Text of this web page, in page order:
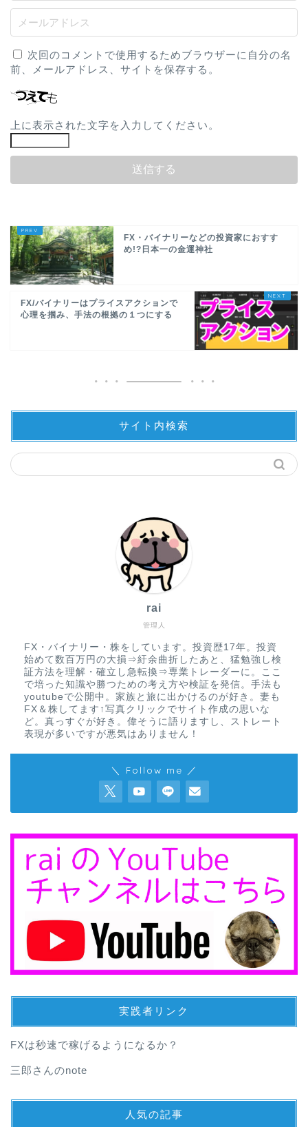
次回のコメントで使用するためブラウザーに自分の名
前、メールアドレス、サイトを保存する。
上に表示された文字を入力してください。
FX・バイナリーなどの投資家におすす
め!?日本一の金運神社
FX/バイナリーはプライスアクションで
心理を掴み、手法の根拠の１つにする
サイト内検索
管理人
rai
FX・バイナリー・株をしています。投資歴17年。投資
始めて数百万円の大損⇒紆余曲折したあと、猛勉強し検
証方法を理解・確立し急転換⇒専業トレーダーに。ここ
で培った知識や勝つための考え方や検証を発信。手法も
youtubeで公開中。家族と旅に出かけるのが好き。妻も
FX＆株してます↑写真クリックでサイト作成の思いな
ど。真っすぐが好き。偉そうに語りますし、ストレート
表現が多いですが悪気はありません！
＼ Follow me ／
実践者リンク
FXは秒速で稼げるようになるか？
三郎さんのnote
人気の記事